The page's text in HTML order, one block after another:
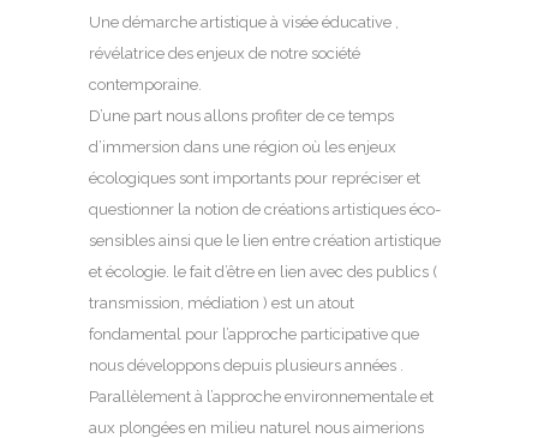
Une démarche artistique à visée éducative ,
révélatrice des enjeux de notre société
contemporaine.
D’une part nous allons profiter de ce temps
d’immersion dans une région où les enjeux
écologiques sont importants pour repréciser et
questionner la notion de créations artistiques éco-
sensibles ainsi que le lien entre création artistique
et écologie. le fait d’être en lien avec des publics (
transmission, médiation ) est un atout
fondamental pour l’approche participative que
nous développons depuis plusieurs années .
Parallèlement à l’approche environnementale et
aux plongées en milieu naturel nous aimerions